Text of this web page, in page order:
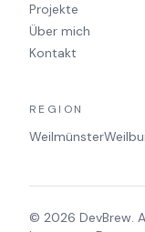
Projekte
Über mich
Kontakt
REGION
Weilmünster
© 2026 DevBrew.